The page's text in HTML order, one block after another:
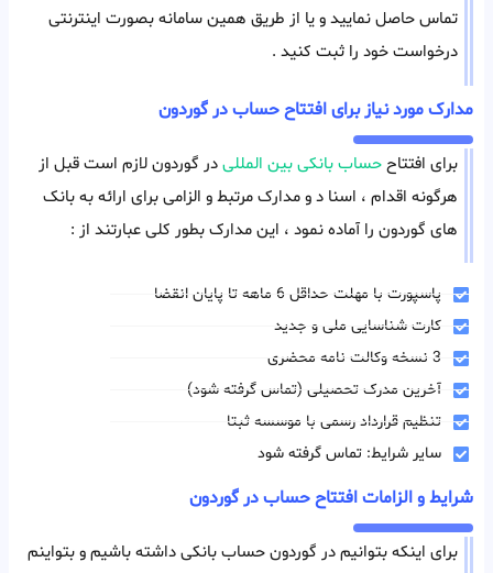
تماس حاصل نمایید و یا از طریق همین سامانه بصورت اینترنتی
درخواست خود را ثبت کنید .
مدارک مورد نیاز برای افتتاح حساب در گوردون
برای افتتاححساب بانکی بین المللیدر گوردون لازم است قبل از
هرگونه اقدام ، اسنا د و مدارک مرتبط و الزامی برای ارائه به بانک
های گوردون را آماده نمود ، این مدارک بطور کلی عبارتند از :
پاسپورت با مهلت حداقل 6 ماهه تا پایان انقضا
کارت شناسایی ملی و جدید
3 نسخه وکالت نامه محضری
آخرین مدرک تحصیلی (تماس گرفته شود)
تنظیم قرارداد رسمی با موسسه ثبتا
سایر شرایط: تماس گرفته شود
شرایط و الزامات افتتاح حساب در گوردون
برای اینکه بتوانیم در گوردون حساب بانکی داشته باشیم و بتواینم